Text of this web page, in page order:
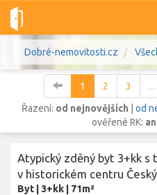
Dobré-nemovitosti.cz
1 2 3 …
Řazení: od nejnovějších od
ověřené RK:
Atypický zděný byt 3+kk s
v historickém centru
Byt 3+kk 71m²